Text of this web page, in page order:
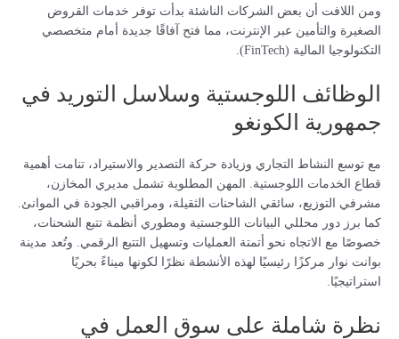
ومن اللافت أن بعض الشركات الناشئة بدأت توفر خدمات القروض
الصغيرة والتأمين عبر الإنترنت، مما فتح آفاقًا جديدة أمام متخصصي
التكنولوجيا المالية (FinTech).
الوظائف اللوجستية وسلاسل التوريد في
جمهورية الكونغو
مع توسع النشاط التجاري وزيادة حركة التصدير والاستيراد، تنامت أهمية
قطاع الخدمات اللوجستية. المهن المطلوبة تشمل مديري المخازن،
مشرفي التوزيع، سائقي الشاحنات الثقيلة، ومراقبي الجودة في الموانئ.
كما برز دور محللي البيانات اللوجستية ومطوري أنظمة تتبع الشحنات،
خصوصًا مع الاتجاه نحو أتمتة العمليات وتسهيل التتبع الرقمي. وتُعد مدينة
بوانت نوار مركزًا رئيسيًا لهذه الأنشطة نظرًا لكونها ميناءً بحريًا
استراتيجيًا.
نظرة شاملة على سوق العمل في